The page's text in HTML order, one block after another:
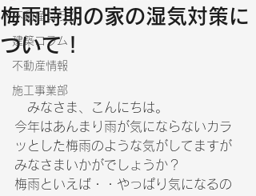
不動産コラム
建築コラム
不動産情報
施工事業部
梅雨時期の家の湿気対策に
ついて！
みなさま、こんにちは。
今年はあんまり雨が気にならないカラ
ッとした梅雨のような気がしてますが
みなさまいかがでしょうか？
梅雨といえば・・やっぱり気になるの